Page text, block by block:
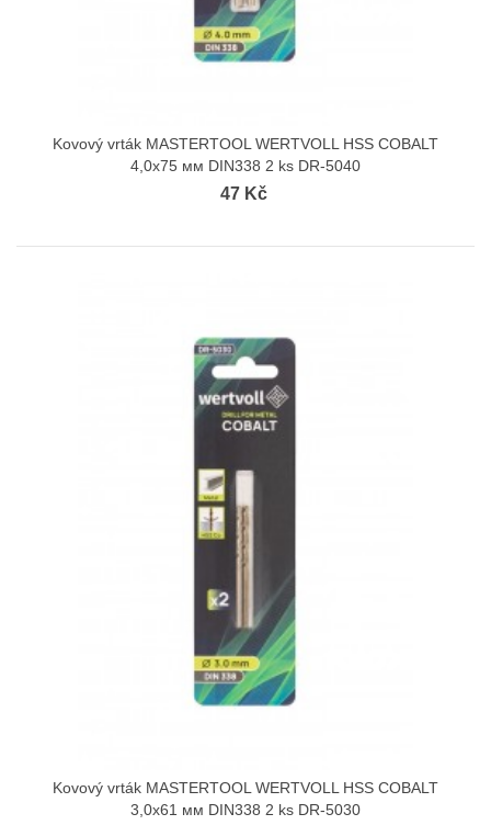
Kovový vrták MASTERTOOL WERTVOLL HSS COBALT
4,0х75 мм DIN338 2 ks DR-5040
47 Kč
Kovový vrták MASTERTOOL WERTVOLL HSS COBALT
3,0х61 мм DIN338 2 ks DR-5030